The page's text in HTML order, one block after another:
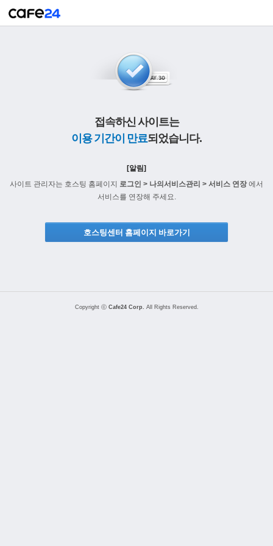
접속하신 사이트는
이용 기간이 만료되었습니다.
[알림]
사이트 관리자는 호스팅 홈페이지 로그인 > 나의서비스관리 > 서비스 연장에서
서비스를 연장해 주세요.
호스팅센터 홈페이지 바로가기
Copyright ⓒ Cafe24 Corp. All Rights Reserved.